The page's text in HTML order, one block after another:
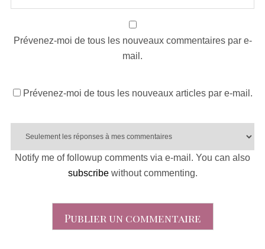
Prévenez-moi de tous les nouveaux commentaires par e-
mail.
Prévenez-moi de tous les nouveaux articles par e-mail.
Notify me of followup comments via e-mail. You can also
subscribewithout commenting.